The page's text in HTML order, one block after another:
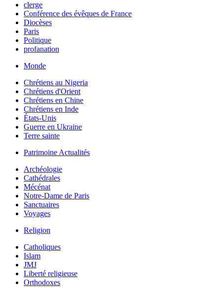
clerge
Conférence des évêques de France
Diocèses
Paris
Politique
profanation
Monde
Chrétiens au Nigeria
Chrétiens d'Orient
Chrétiens en Chine
Chrétiens en Inde
États-Unis
Guerre en Ukraine
Terre sainte
Patrimoine Actualités
Archéologie
Cathédrales
Mécénat
Notre-Dame de Paris
Sanctuaires
Voyages
Religion
Catholiques
Islam
JMJ
Liberté religieuse
Orthodoxes